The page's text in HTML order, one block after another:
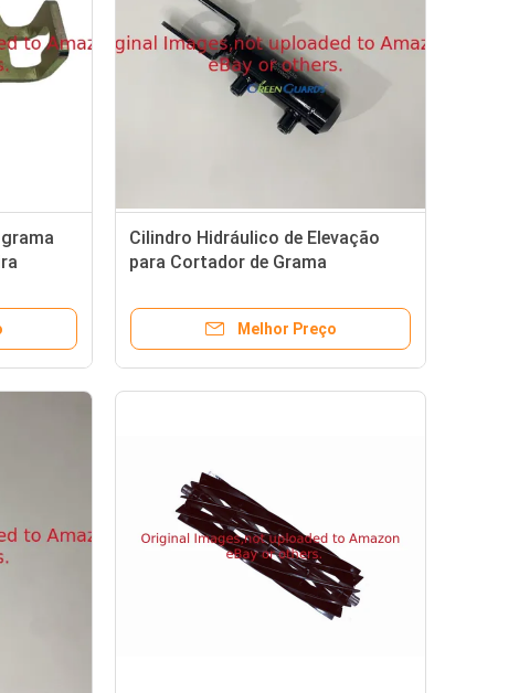
Cilindro Hidráulico de Elevação
para Cortador de Grama
Cortador de Grama Deere
Melhor Preço